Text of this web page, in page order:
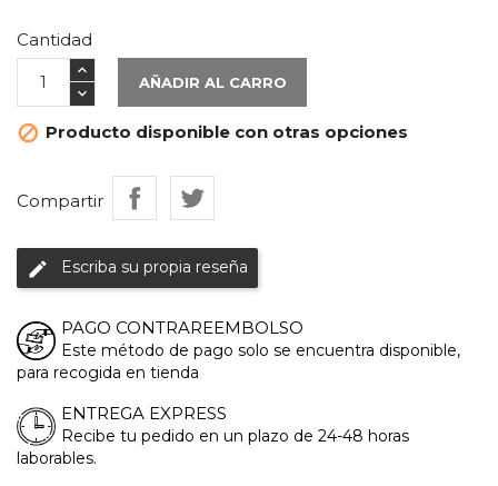
Cantidad
AÑADIR AL CARRO
 Producto disponible con otras opciones
Compartir
edit Escriba su propia reseña
PAGO CONTRAREEMBOLSO
Este método de pago solo se encuentra disponible,
para recogida en tienda
ENTREGA EXPRESS
Recibe tu pedido en un plazo de 24-48 horas
laborables.